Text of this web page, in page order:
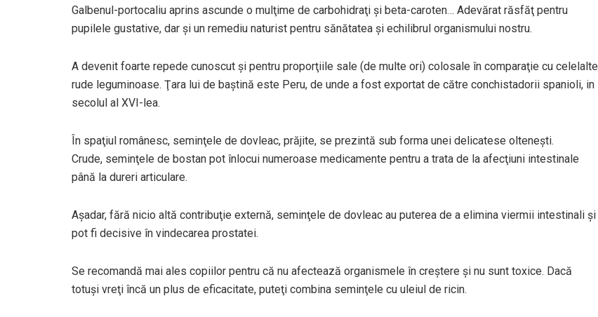
Galbenul-portocaliu aprins ascunde o mulţime de carbohidraţi şi beta-caroten… Adevărat răsfăţ pentru
pupilele gustative, dar şi un remediu naturist pentru sănătatea şi echilibrul organismului nostru.
A devenit foarte repede cunoscut şi pentru proporţiile sale (de multe ori) colosale în comparaţie cu celelalte
rude leguminoase. Ţara lui de baştină este Peru, de unde a fost exportat de către conchistadorii spanioli, in
secolul al XVI-lea.
În spaţiul românesc, seminţele de dovleac, prăjite, se prezintă sub forma unei delicatese olteneşti.
Crude, seminţele de bostan pot înlocui numeroase medicamente pentru a trata de la afecţiuni intestinale
până la dureri articulare.
Aşadar, fără nicio altă contribuţie externă, seminţele de dovleac au puterea de a elimina viermii intestinali şi
pot fi decisive în vindecarea prostatei.
Se recomandă mai ales copiilor pentru că nu afectează organismele în creştere şi nu sunt toxice. Dacă
totuşi vreţi încă un plus de eficacitate, puteţi combina seminţele cu uleiul de ricin.